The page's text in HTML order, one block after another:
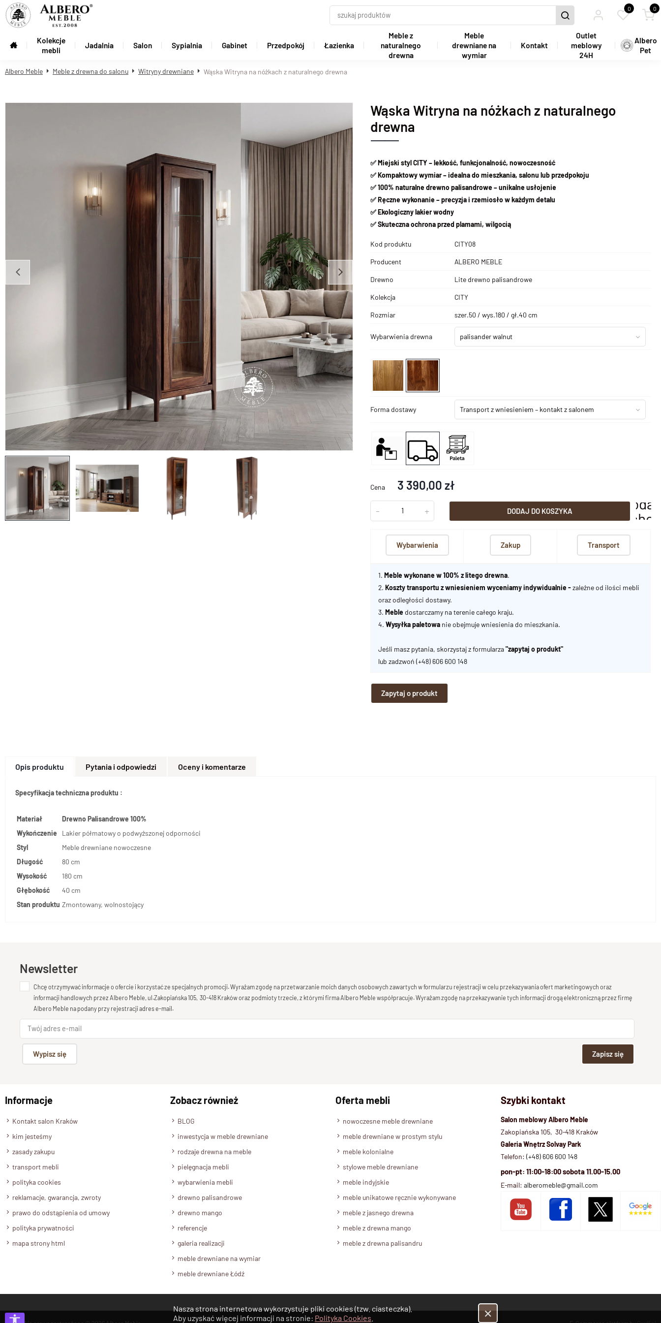
0 0
Kolekcje
mebli
Jadalnia Salon Sypialnia Gabinet Przedpokój Łazienka
Meble z
naturalnego
drewna
Meble
drewniane na
wymiar
Kontakt
Outlet
meblowy
24H
Albero
Pet
Albero Meble Meble z drewna do salonu Witryny drewniane Wąska Witryna na nóżkach z naturalnego drewna
Wąska Witryna na nóżkach z naturalnego
drewna
✅Miejski styl CITY – lekkość, funkcjonalność, nowoczesność
✅ Kompaktowy wymiar – idealna do mieszkania, salonu lub przedpokoju
✅ 100% naturalne drewno palisandrowe – unikalne usłojenie
✅ Ręczne wykonanie – precyzja i rzemiosło w każdym detalu
✅ Ekologiczny lakier wodny
✅ Skuteczna ochrona przed plamami, wilgocią
Kod produktu CITY08
Producent ALBERO MEBLE
Drewno Lite drewno palisandrowe
Kolekcja CITY
Rozmiar szer.50 / wys.180 / gł.40 cm
Wybarwienia drewna palisander walnut
Forma dostawy Transport z wniesieniem – kontakt z salonem
Cena 3 390,00 zł
- + DODAJ DO KOSZYKA
dodaj
Wybarwienia Zakup Transport
1.Meble wykonane w 100% z litego drewna.
2.Koszty transportu z wniesieniem wyceniamy indywidualnie -zależne od ilości mebli
oraz odległości dostawy.
3.Meble dostarczamy na terenie całego kraju.
4.Wysyłka paletowa nie obejmuje wniesienia do mieszkania.
Jeśli masz pytania, skorzystaj z formularza"zapytaj o produkt"
lub zadzwoń(+48) 606 600 148
Zapytaj o produkt
Opis produktu Pytania i odpowiedzi Oceny i komentarze
Specyfikacja techniczna produktu :
Materiał
Drewno Palisandrowe 100%
Wykończenie
Lakier półmatowy o podwyższonej odporności
Styl
Meble drewniane nowoczesne
Długość
80 cm
Wysokość
180 cm
Głębokość
40 cm
Stan produktu Zmontowany, wolnostojący
Newsletter
Chcę otrzymywać informacje o ofercie i korzystać ze specjalnych promocji. Wyrażam zgodę na przetwarzanie moich danych osobowych zawartych w formularzu rejestracji w celu przekazywania ofert marketingowych oraz
informacji handlowych przez Albero Meble, ul.Zakopiańska 105, 30-418 Kraków oraz podmioty trzecie, z którymi firma Albero Meble współpracuje. Wyrażam zgodę na przekazywanie tych informacji drogą elektroniczną przez firmę
Albero Meble na podany przy rejestracji adres e-mail.
Wypisz się Zapisz się
Informacje
Kontakt salon Kraków
kim jesteśmy
zasady zakupu
transport mebli
polityka cookies
reklamacje, gwarancja, zwroty
prawo do odstąpienia od umowy
polityka prywatności
mapa strony html
Zobacz również
BLOG
inwestycja w meble drewniane
rodzaje drewna na meble
pielęgnacja mebli
wybarwienia mebli
drewno palisandrowe
drewno mango
referencje
galeria realizacji
meble drewniane na wymiar
meble drewniane Łódź
Oferta mebli
nowoczesne meble drewniane
meble drewniane w prostym stylu
meble kolonialne
stylowe meble drewniane
meble indyjskie
meble unikatowe ręcznie wykonywane
meble z jasnego drewna
meble z drewna mango
meble z drewna palisandru
Szybki kontakt
Salon meblowy Albero Meble
Zakopiańska 105, 30-418 Kraków
Galeria Wnętrz Solvay Park
Telefon: (+48) 606 600 148
pon-pt: 11:00-18:00 sobota 11.00-15.00
E-mail: alberomeble@gmail.com
Nasza strona internetowa wykorzystuje pliki cookies (tzw. ciasteczka).
Aby uzyskać więcej informacji na stronie: Polityka Cookies ✕